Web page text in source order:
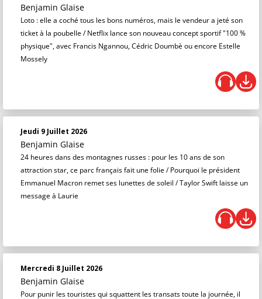
Benjamin Glaise
Loto : elle a coché tous les bons numéros, mais le vendeur a jeté son
ticket à la poubelle / Netflix lance son nouveau concept sportif "100 %
physique", avec Francis Ngannou, Cédric Doumbè ou encore Estelle
Mossely
Jeudi 9 Juillet 2026
Benjamin Glaise
24 heures dans des montagnes russes : pour les 10 ans de son
attraction star, ce parc français fait une folie / Pourquoi le président
Emmanuel Macron remet ses lunettes de soleil / Taylor Swift laisse un
message à Laurie
Mercredi 8 Juillet 2026
Benjamin Glaise
Pour punir les touristes qui squattent les transats toute la journée, il